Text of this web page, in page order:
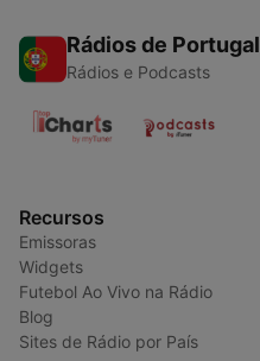
Rádios de Portugal
Rádios e Podcasts
Recursos
Emissoras
Widgets
Futebol Ao Vivo na Rádio
Blog
Sites de Rádio por País